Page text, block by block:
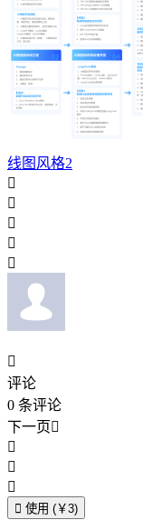
线图风格2






评论
0 条评论
下一页



 使用 (￥3)